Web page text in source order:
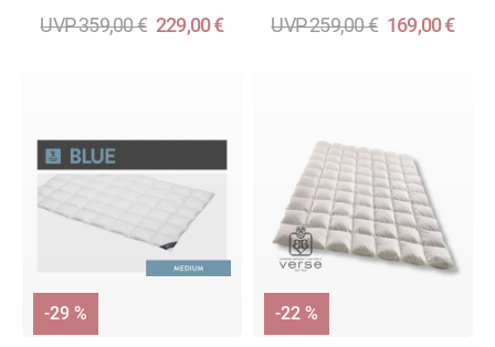
UVP 359,00 € 229,00 € UVP 259,00 € 169,00 €
-29 % -22 %